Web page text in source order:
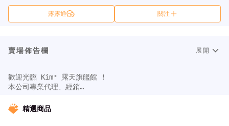
露露通 關注
賣場佈告欄 展開
歡迎光臨 Kim⁺ 露天旗艦館 !
本公司專業代理、經銷
安護具、LED照明
維持商品高品質是我們的保證只為讓您買得安心，用的開心😊
精選商品